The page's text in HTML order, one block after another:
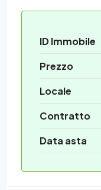
ID Immobile
Prezzo
Locale
Contratto
Data asta